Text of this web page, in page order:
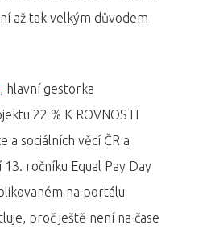
až tak velkým důvodem
, hlavní gestorka
22 % K ROVNOSTI
a sociálních věcí ČR a
ročníku Equal Pay Day
na portálu
proč ještě není na čase